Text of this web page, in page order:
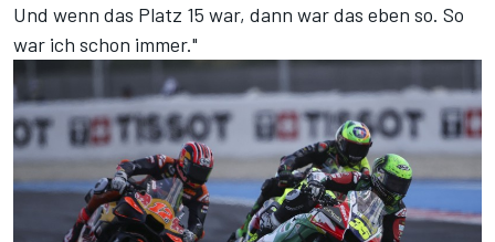
Und wenn das Platz 15 war, dann war das eben so. So
war ich schon immer."